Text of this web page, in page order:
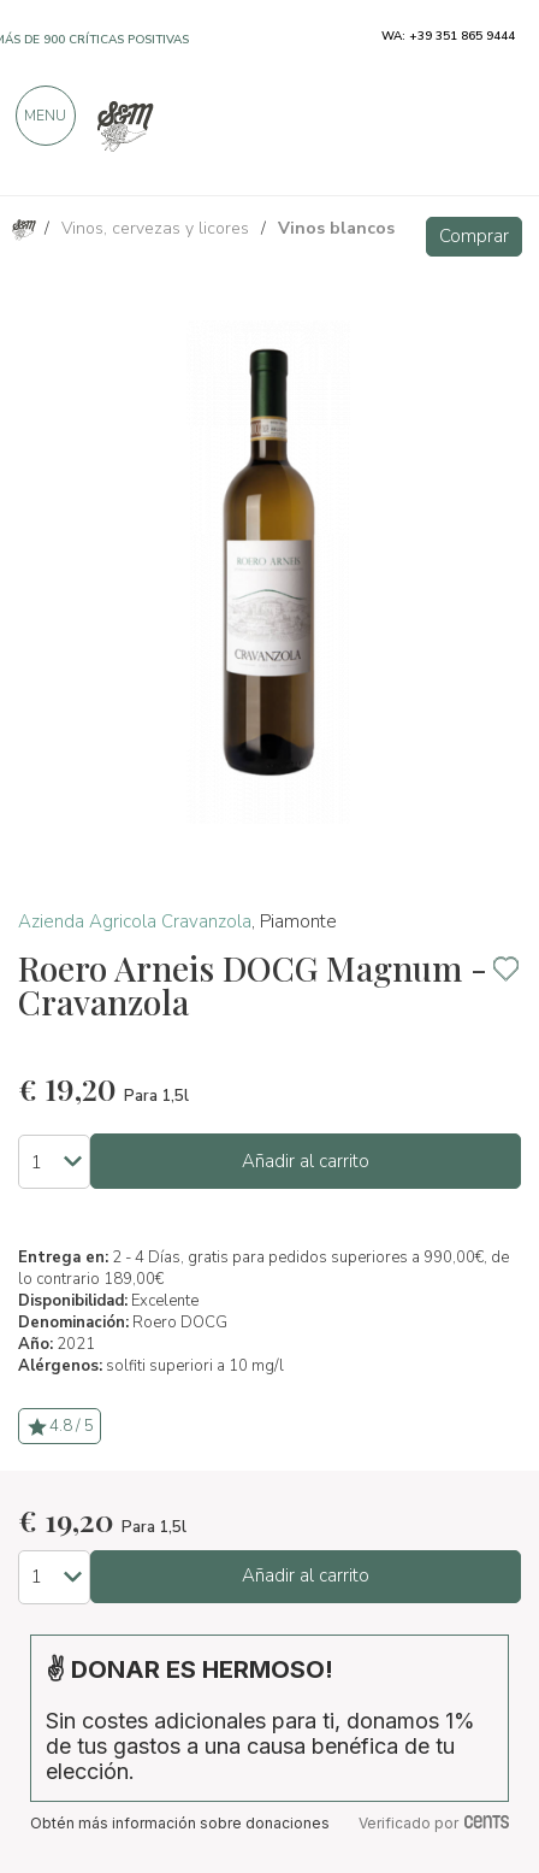
/ Vinos, cervezas y licores / Vinos blancos Comprar
Azienda Agricola Cravanzola, Piamonte
Roero Arneis DOCG Magnum -
Cravanzola
€ 19,20 Para 1,5l
Añadir al carrito
Entrega en: 2 - 4 Días, gratis para pedidos superiores a 990,00€, de
lo contrario 189,00€
Disponibilidad: Excelente
Denominación: Roero DOCG
Año: 2021
Alérgenos: solfiti superiori a 10 mg/l
4.8 / 5
€ 19,20 Para 1,5l
Añadir al carrito
✌ DONAR ES HERMOSO!
Sin costes adicionales para ti, donamos 1%
de tus gastos a una causa benéfica de tu
elección.
Obtén más información sobre donaciones Verificado por
Roero Arneis DOCG Magnum - Cravanzola Comprar
DE 900 CRÍTICAS POSITIVAS WA: +39 351 865 9444
MENU